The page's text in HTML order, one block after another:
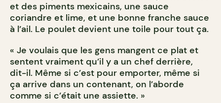
et des piments mexicains, une sauce
coriandre et lime, et une bonne franche sauce
à l’ail. Le poulet devient une toile pour tout ça.
« Je voulais que les gens mangent ce plat et
sentent vraiment qu’il y a un chef derrière,
dit-il. Même si c’est pour emporter, même si
ça arrive dans un contenant, on l’aborde
comme si c’était une assiette. »